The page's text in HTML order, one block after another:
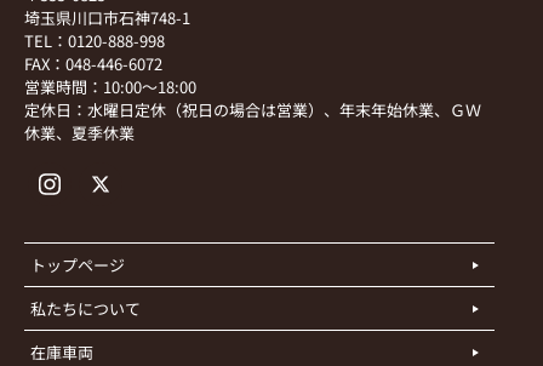
埼玉県川口市石神748-1
TEL：0120-888-998
FAX：048-446-6072
営業時間：10:00～18:00
定休日：水曜日定休（祝日の場合は営業）、年末年始休業、ＧＷ
休業、夏季休業
トップページ
私たちについて
在庫車両